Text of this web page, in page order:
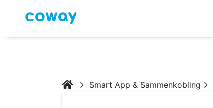
Smart App & Sammenkobling